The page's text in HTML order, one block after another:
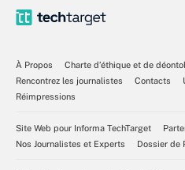
À Propos
Charte d’éthique et de
Rencontrez les journalistes
Contacts
Réimpressions
Site Web pour Informa TechTarget
Nos Journalistes et Experts
Dossier de